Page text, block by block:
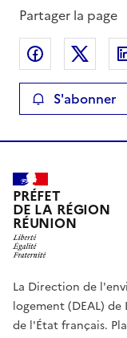
Partager la page
Partager
S'abonner
PRÉFET
DE LA RÉGION
RÉUNION
La Direction de
logement (DEAL)
de l'État français.